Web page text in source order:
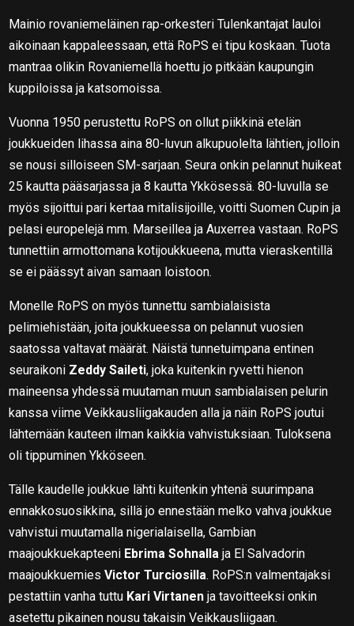
Mainio rovaniemeläinen rap-orkesteri Tulenkantajat lauloi
aikoinaan kappaleessaan, että RoPS ei tipu koskaan. Tuota
mantraa olikin Rovaniemellä hoettu jo pitkään kaupungin
kuppiloissa ja katsomoissa.
Vuonna 1950 perustettu RoPS on ollut piikkinä etelän
joukkueiden lihassa aina 80-luvun alkupuolelta lähtien, jolloin
se nousi silloiseen SM-sarjaan. Seura onkin pelannut huikeat
25 kautta pääsarjassa ja 8 kautta Ykkösessä. 80-luvulla se
myös sijoittui pari kertaa mitalisijoille, voitti Suomen Cupin ja
pelasi europelejä mm. Marseillea ja Auxerrea vastaan. RoPS
tunnettiin armottomana kotijoukkueena, mutta vieraskentillä
se ei päässyt aivan samaan loistoon.
Monelle RoPS on myös tunnettu sambialaisista
pelimiehistään, joita joukkueessa on pelannut vuosien
saatossa valtavat määrät. Näistä tunnetuimpana entinen
seuraikoni Zeddy Saileti, joka kuitenkin ryvetti hienon
maineensa yhdessä muutaman muun sambialaisen pelurin
kanssa viime Veikkausliigakauden alla ja näin RoPS joutui
lähtemään kauteen ilman kaikkia vahvistuksiaan. Tuloksena
oli tippuminen Ykköseen.
Tälle kaudelle joukkue lähti kuitenkin yhtenä suurimpana
ennakkosuosikkina, sillä jo ennestään melko vahva joukkue
vahvistui muutamalla nigerialaisella, Gambian
maajoukkuekapteeni Ebrima Sohnalla ja El Salvadorin
maajoukkuemiesVictor Turciosilla. RoPS:n valmentajaksi
pestattiin vanha tuttu Kari Virtanen ja tavoitteeksi onkin
asetettu pikainen nousu takaisin Veikkausliigaan.